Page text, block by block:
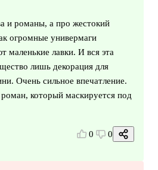
и романы, а про жестокий
огромные универмаги
маленькие лавки. И вся эта
лишь декорация для
Очень сильное впечатление.
который маскируется под
0 0